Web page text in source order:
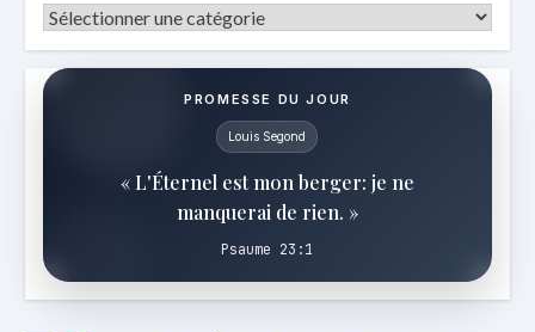
Catégories
PROMESSE DU JOUR
Louis Segond
« L'Éternel est mon berger: je ne
manquerai de rien. »
Psaume 23:1